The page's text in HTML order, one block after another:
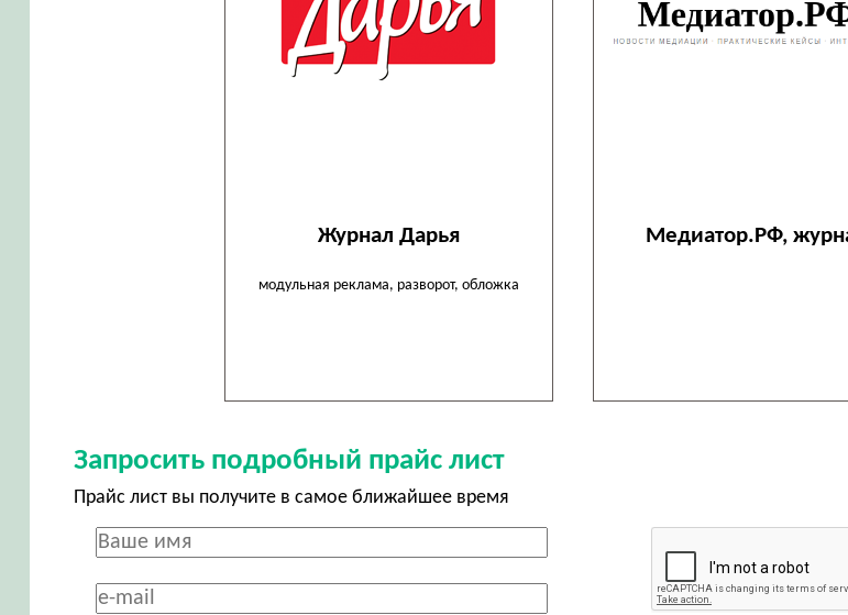
Журнал Дарья
модульная реклама, разворот, обложка
Медиатор.РФ,
Запросить подробный прайс лист
Прайс лист вы получите в самое ближайшее время